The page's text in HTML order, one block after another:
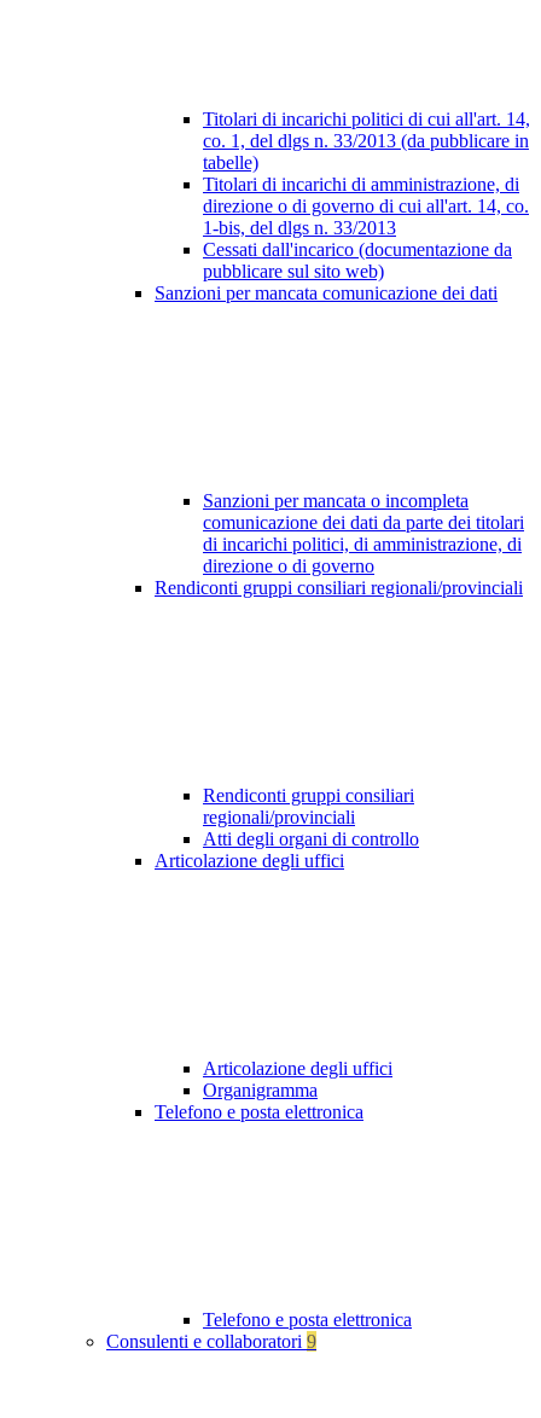
Titolari di incarichi politici di cui all'art. 14,
co. 1, del dlgs n. 33/2013 (da pubblicare in
tabelle)
Titolari di incarichi di amministrazione, di
direzione o di governo di cui all'art. 14, co.
1-bis, del dlgs n. 33/2013
Cessati dall'incarico (documentazione da
pubblicare sul sito web)
Sanzioni per mancata comunicazione dei dati
Sanzioni per mancata o incompleta
comunicazione dei dati da parte dei titolari
di incarichi politici, di amministrazione, di
direzione o di governo
Rendiconti gruppi consiliari regionali/provinciali
Rendiconti gruppi consiliari
regionali/provinciali
Atti degli organi di controllo
Articolazione degli uffici
Articolazione degli uffici
Organigramma
Telefono e posta elettronica
Telefono e posta elettronica
Consulenti e collaboratori 9